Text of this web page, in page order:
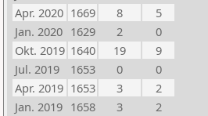
Apr. 2020 1669 8
5
Jan. 2020 1629 2
0
Okt. 2019 1640 19
9
Jul. 2019
1653 0
0
Apr. 2019 1653 3
2
Jan. 2019 1658 3
2